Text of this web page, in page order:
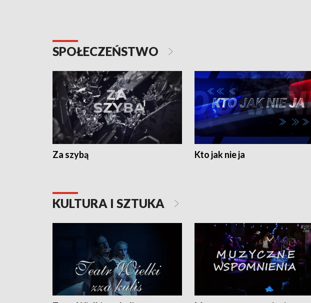
SPOŁECZEŃSTWO
Za szybą Kto jak nie ja
KULTURA I SZTUKA